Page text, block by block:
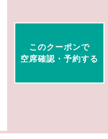
このクーポンで
空席確認・予約する